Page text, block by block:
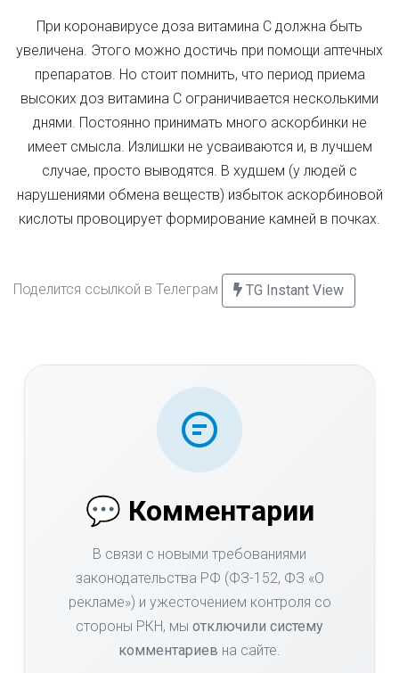
При коронавирусе доза витамина С должна быть
увеличена. Этого можно достичь при помощи аптечных
препаратов. Но стоит помнить, что период приема
высоких доз витамина C ограничивается несколькими
днями. Постоянно принимать много аскорбинки не
имеет смысла. Излишки не усваиваются и, в лучшем
случае, просто выводятся. В худшем (у людей с
нарушениями обмена веществ) избыток аскорбиновой
кислоты провоцирует формирование камней в почках.
Поделится ссылкой в Телеграм TG Instant View
💬 Комментарии
В связи с новыми требованиями
законодательства РФ (ФЗ-152, ФЗ «О
рекламе») и ужесточением контроля со
стороны РКН, мы отключили систему
комментариев на сайте.